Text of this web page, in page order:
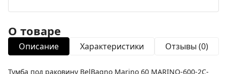
О товаре
Описание Характеристики Отзывы (0)
Тумба под раковину BelBagno Marino 60 MARINO-600-2C-